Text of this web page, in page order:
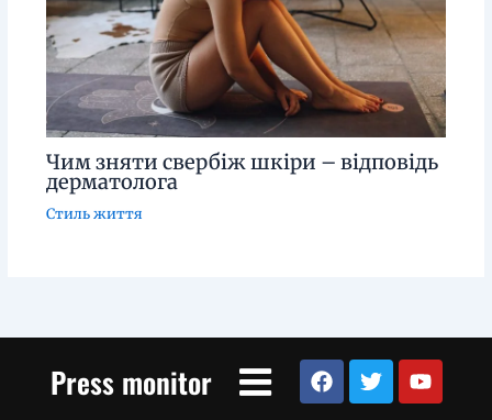
Чим зняти свербіж шкіри – відповідь
дерматолога
Стиль життя
Press monitor Menu
F
a
c
T
w
i
Y
o
u